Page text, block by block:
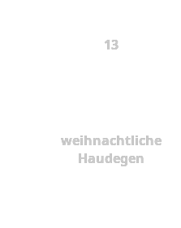
13
weihnachtliche
Haudegen